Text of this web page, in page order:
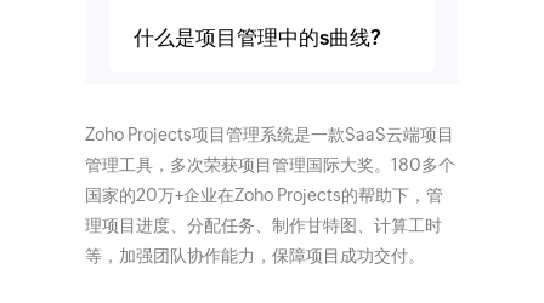
什么是项目管理中的s曲线?
Zoho Projects项目管理系统是一款SaaS云端项目
管理工具，多次荣获项目管理国际大奖。180多个
国家的20万+企业在Zoho Projects的帮助下，管
理项目进度、分配任务、制作甘特图、计算工时
等，加强团队协作能力，保障项目成功交付。